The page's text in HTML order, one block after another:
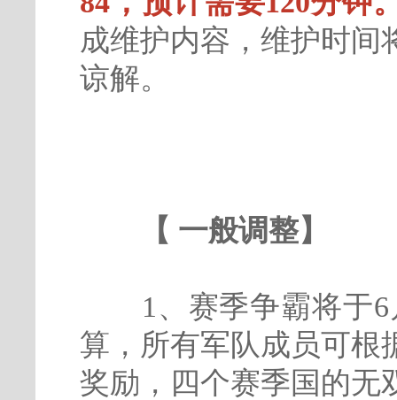
成维护内容，维护时间
谅解。
【 一般调整】
1、赛季争霸将于
算，所有军队成员可根
奖励，四个赛季国的无